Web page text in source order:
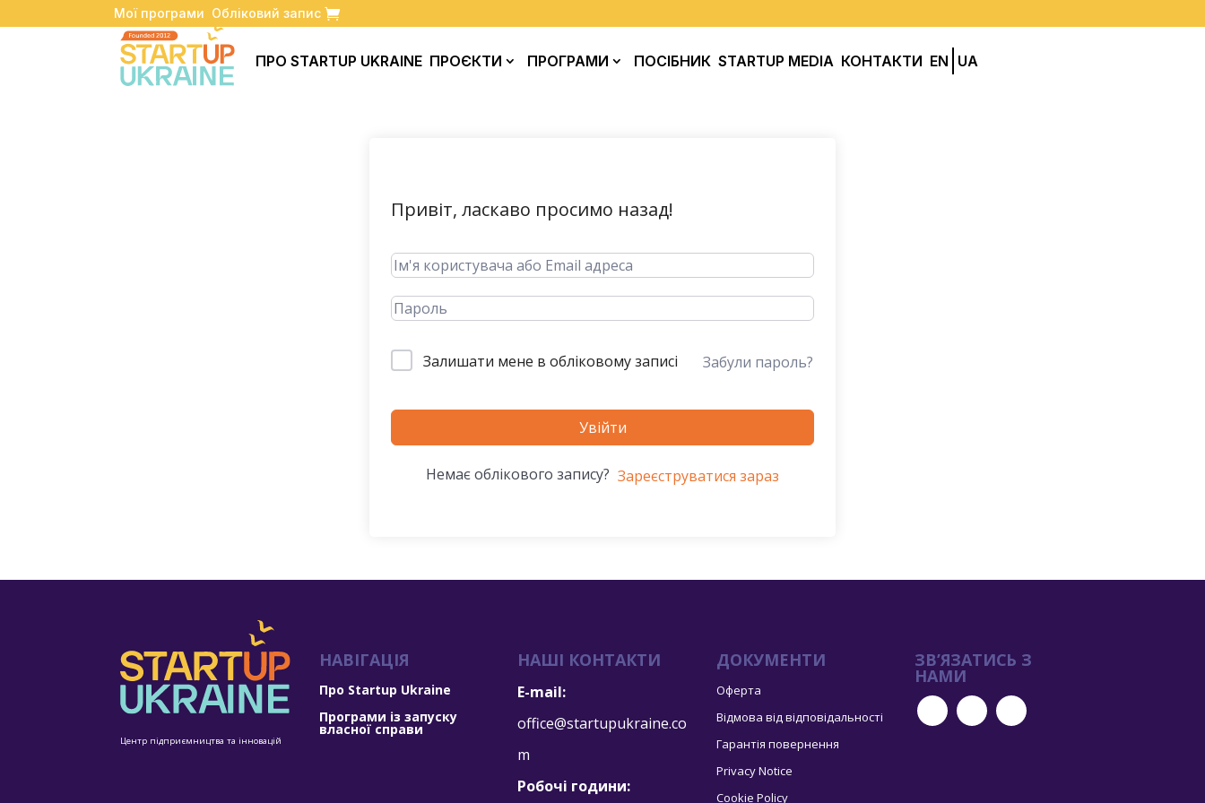
Мої програми Обліковий запис
ПРО STARTUP UKRAINE ПРОЄКТИ ПРОГРАМИ ПОСІБНИК STARTUP MEDIA КОНТАКТИ EN UA
Привіт, ласкаво просимо назад!
Залишати мене в обліковому записі Забули пароль?
Увійти
Немає облікового запису? Зареєструватися зараз
Центр підприємництва та інновацій
НАВІГАЦІЯ
Про Startup Ukraine
Програми із запуску
власної справи
НАШІ КОНТАКТИ
E-mail:
office@startupukraine.co
m
Робочі години:
ДОКУМЕНТИ
Оферта
Відмова від відповідальності
Гарантія повернення
Privacy Notice
Cookie Policy
ЗВ’ЯЗАТИСЬ З
НАМИ